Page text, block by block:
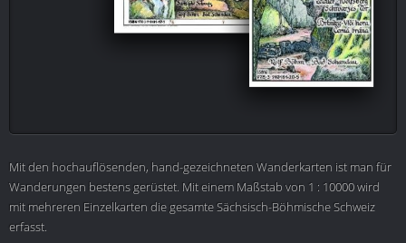
Mit den hochauflösenden, hand-gezeichneten Wanderkarten ist man für
Wanderungen bestens gerüstet. Mit einem Maßstab von 1 : 10000 wird
mit mehreren Einzelkarten die gesamte Sächsisch-Böhmische Schweiz
erfasst.